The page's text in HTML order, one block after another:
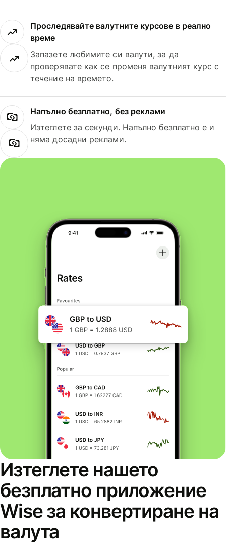
Проследявайте валутните курсове в реално
време
Запазете любимите си валути, за да
проверявате как се променя валутният курс с
течение на времето.
Напълно безплатно, без реклами
Изтеглете за секунди. Напълно безплатно е и
няма досадни реклами.
Изтеглете нашето
безплатно приложение
Wise за конвертиране на
валута